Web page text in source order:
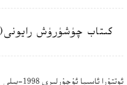
كىتاب چۈشۈرۈش
ئوتتۇرا ئاسىيا ئۇچۇرلىرى 1998-يىلى 1-سان